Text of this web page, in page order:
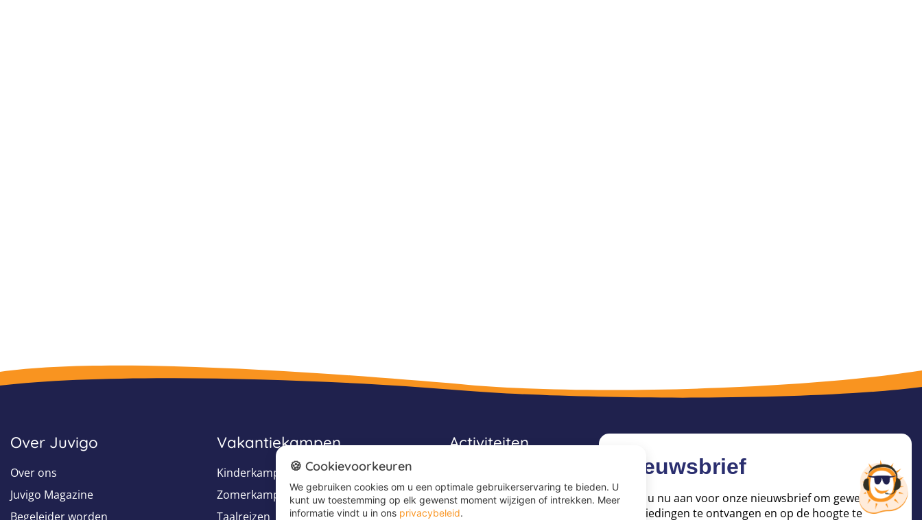
Over Juvigo
Over ons
Juvigo Magazine
Begeleider worden
Vakantiekampen
Kinderkampen
Zomerkampen
Taalreizen
Activiteiten
Game kampen
Ponykampen
Nieuwsbrief
Meld u nu aan voor onze nieuwsbrief om geweldige
aanbiedingen te ontvangen en op de hoogte te
🍪 Cookievoorkeuren
We gebruiken cookies om u een optimale gebruikerservaring te bieden. U
kunt uw toestemming op elk gewenst moment wijzigen of intrekken. Meer
informatie vindt u in ons privacybeleid.